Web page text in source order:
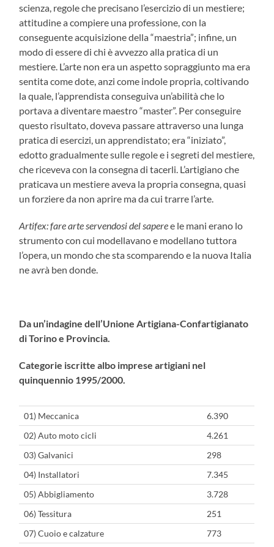
scienza, regole che precisano l’esercizio di un mestiere;
attitudine a compiere una professione, con la
conseguente acquisizione della “maestria”; infine, un
modo di essere di chi è avvezzo alla pratica di un
mestiere. L’arte non era un aspetto sopraggiunto ma era
sentita come dote, anzi come indole propria, coltivando
la quale, l’apprendista conseguiva un’abilità che lo
portava a diventare maestro “master”. Per conseguire
questo risultato, doveva passare attraverso una lunga
pratica di esercizi, un apprendistato; era “iniziato”,
edotto gradualmente sulle regole e i segreti del mestiere,
che riceveva con la consegna di tacerli. L’artigiano che
praticava un mestiere aveva la propria consegna, quasi
un forziere da non aprire ma da cui trarre l’arte.
Artifex: fare arte servendosi del saperee le mani erano lo
strumento con cui modellavano e modellano tuttora
l’opera, un mondo che sta scomparendo e la nuova Italia
ne avrà ben donde.
Da un’indagine dell’Unione Artigiana-Confartigianato
di Torino e Provincia.
Categorie iscritte albo imprese artigiani nel
quinquennio 1995/2000.
01) Meccanica
6.390
02) Auto moto cicli
4.261
03) Galvanici
298
04) Installatori
7.345
05) Abbigliamento
3.728
06) Tessitura
251
07) Cuoio e calzature
773